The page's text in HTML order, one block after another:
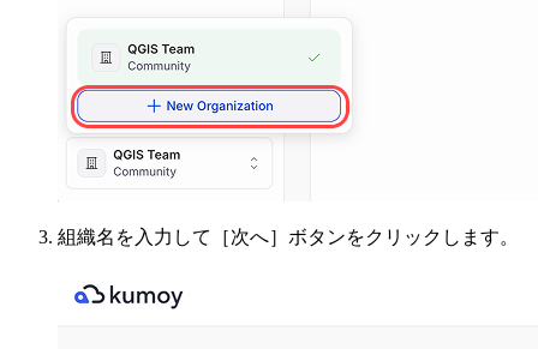
組織名を入力して［次へ］ボタンをクリックします。